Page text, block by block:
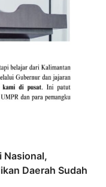
Nasional,
Daerah Sudah